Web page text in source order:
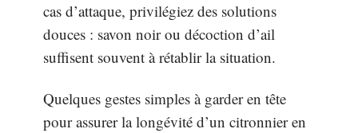
cas d’attaque, privilégiez des solutions
douces : savon noir ou décoction d’ail
suffisent souvent à rétablir la situation.
Quelques gestes simples à garder en tête
pour assurer la longévité d’un citronnier en